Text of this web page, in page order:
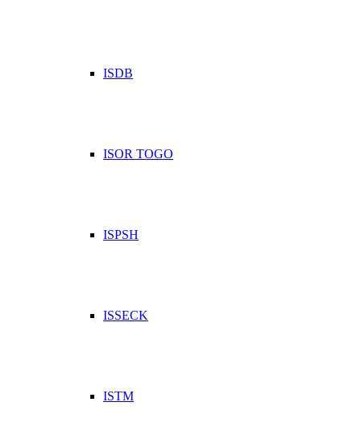
ISDB
ISOR TOGO
ISPSH
ISSECK
ISTM